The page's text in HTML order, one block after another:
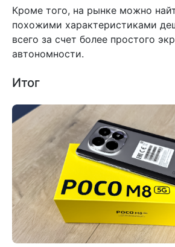
Кроме того, на рынке можно
похожими характеристиками
всего за счет более простого
автономности.
Итог